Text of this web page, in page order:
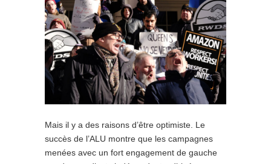
Mais il y a des raisons d’être optimiste. Le
succès de l’ALU montre que les campagnes
menées avec un fort engagement de gauche